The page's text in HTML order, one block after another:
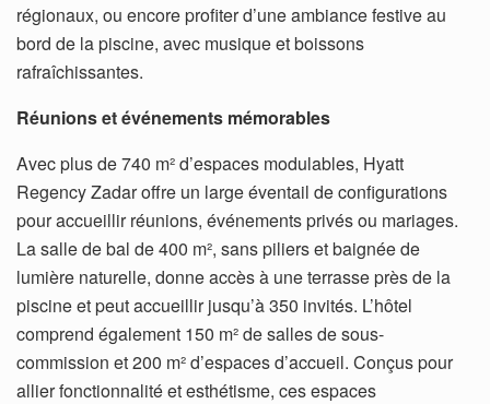
régionaux, ou encore profiter d’une ambiance festive au
bord de la piscine, avec musique et boissons
rafraîchissantes.
Réunions et événements mémorables
Avec plus de 740 m² d’espaces modulables, Hyatt
Regency Zadar offre un large éventail de configurations
pour accueillir réunions, événements privés ou mariages.
La salle de bal de 400 m², sans piliers et baignée de
lumière naturelle, donne accès à une terrasse près de la
piscine et peut accueillir jusqu’à 350 invités. L’hôtel
comprend également 150 m² de salles de sous-
commission et 200 m² d’espaces d’accueil. Conçus pour
allier fonctionnalité et esthétisme, ces espaces